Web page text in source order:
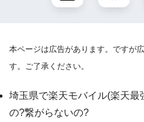
本ページは広告があります。ですが
す。ご了承ください。
埼玉県で楽天モバイル(楽天最
の?繋がらないの?